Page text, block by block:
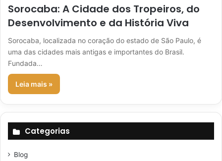
Sorocaba: A Cidade dos Tropeiros, do
Desenvolvimento e da História Viva
Sorocaba, localizada no coração do estado de São Paulo, é
uma das cidades mais antigas e importantes do Brasil.
Fundada…
Leia mais »
Categorias
Blog